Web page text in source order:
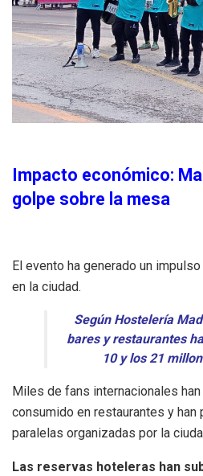
Impacto económico:
golpe sobre la mesa
El evento ha generado un
en la ciudad.
Según Hostelería
bares y restaurantes
10 y los 21
Miles de fans internacionales
consumido en restaurantes y
paralelas organizadas por la
Las reservas hoteleras han